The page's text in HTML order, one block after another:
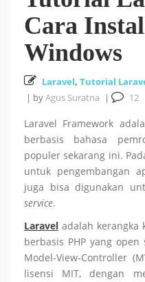
Cara Install HUSTOJ (HUST
24.04 LTS 26 October 2025
Cara Mencari Jurnal dengan
5 October 2025
Tutorial Bahasa R : #5
September 2025
Tutorial Bahasa R : #4 Fungsi
18 September 2025
Cara
Windows
Laravel, Tutorial
| byAgus Suratna | 12
Laravel Framework
berbasis bahasa
populer sekarang ini.
untuk pengembangan
juga bisa digunakan
service.
Laravel adalah kerangka
berbasis PHP yang
Model-View-Controller
lisensi MIT, dengan